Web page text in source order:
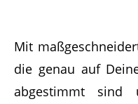
Mit
die genau auf
abgestimmt sind